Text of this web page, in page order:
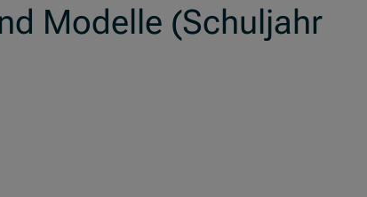
Modelle (Schuljahr